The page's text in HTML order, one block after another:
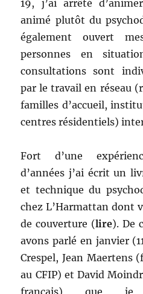
19, j’ai arrêté
animé plutôt du
également ouvert
personnes en
consultations sont
par le travail en réseau
familles d’accueil,
centres résidentiels)
Fort d’une
d’années j’ai écrit un
et technique du
chez L’Harmattan dont
de couverture (lire). De
avons parlé en janvier
Crespel, Jean Maertens
au CFIP) et David
français) que je